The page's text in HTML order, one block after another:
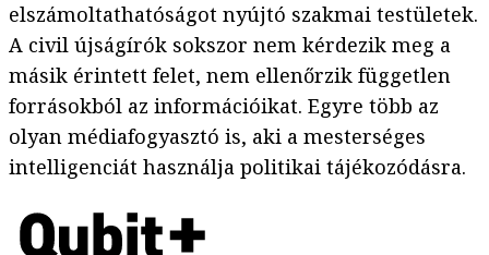
elszámoltathatóságot nyújtó szakmai testületek.
A civil újságírók sokszor nem kérdezik meg a
másik érintett felet, nem ellenőrzik független
forrásokból az információikat. Egyre több az
olyan médiafogyasztó is, aki a mesterséges
intelligenciát használja politikai tájékozódásra.